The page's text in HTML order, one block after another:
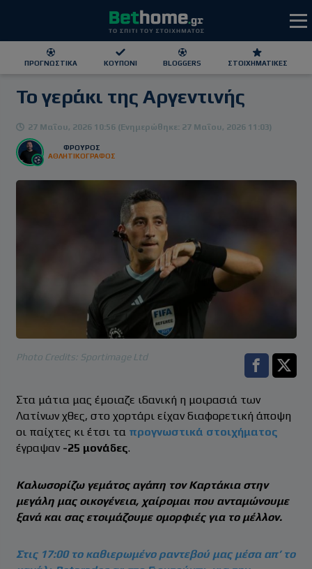
ΠΡΟΓΝΩΣΤΙΚΆ ΚΟΥΠΌΝΙ BLOGGERS ΣΤΟΙΧΗΜΑΤΙΚΕΣ
Το γεράκι της Αργεντινής
27 Μαΐου, 2026 10:56 (Ενημερώθηκε: 27 Μαΐου, 2026 11:03)
ΦΡΟΥΡΌΣ
ΑΘΛΗΤΙΚΟΓΡΑΦΟΣ
Photo Credits: Sportimage Ltd
Facebook
Στα μάτια μας έμοιαζε ιδανική η μοιρασιά των
Λατίνων χθες, στο χορτάρι είχαν διαφορετική άποψη
οι παίχτες κι έτσι τα προγνωστικά στοιχήματος
έγραψαν -25 μονάδες.
Καλωσορίζω γεμάτος αγάπη τον Καρτάκια στην
μεγάλη μας οικογένεια, χαίρομαι που ανταμώνουμε
ξανά και σας ετοιμάζουμε ομορφιές για το μέλλον.
Στις 17:00 το καθιερωμένο ραντεβού μας μέσα απ’ το